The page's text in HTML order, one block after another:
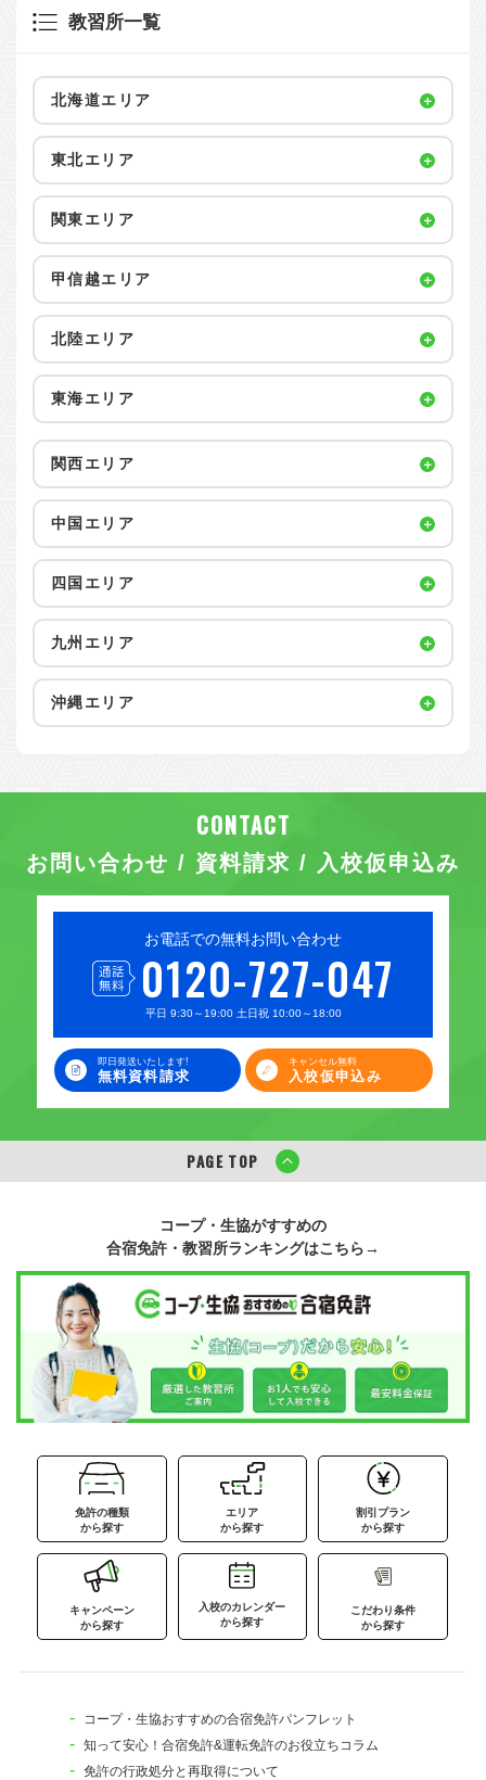
お問い合わせ / 資料請求 / 入校仮申込み
お電話での無料お問い合わせ
0120-727-047
平日 9:30～19:00 土日祝 10:00～18:00
即日発送いたします!
無料資料請求
キャンセル無料
入校仮申込み
教習所一覧
北海道エリア
東北エリア
関東エリア
甲信越エリア
北陸エリア
東海エリア
関西エリア
中国エリア
四国エリア
九州エリア
沖縄エリア
PAGE TOP
コープ・生協がすすめの
合宿免許・教習所ランキングはこちら→
免許の種類
から探す
エリア
から探す
割引プラン
から探す
キャンペーン
から探す
入校のカレンダー
から探す
こだわり条件
から探す
コープ・生協おすすめの合宿免許パンフレット
知って安心！合宿免許&運転免許のお役立ちコラム
免許の行政処分と再取得について